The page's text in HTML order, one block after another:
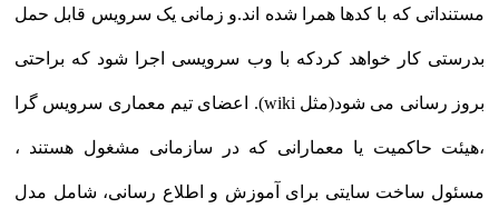
مستنداتی که با کدها همرا شده اند.و زمانی یک سرویس قابل حمل
بدرستی کار خواهد کردکه با وب سرویسی اجرا شود که براحتی
بروز رسانی می شود(مثل wiki). اعضای تیم معماری سرویس گرا
،هیئت حاکمیت یا معمارانی که در سازمانی مشغول هستند ،
مسئول ساخت سایتی برای آموزش و اطلاع رسانی، شامل مدل